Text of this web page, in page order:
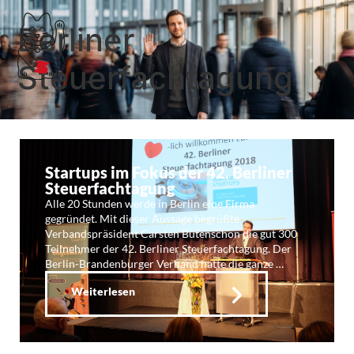
Berliner
Steuerfachtagung
Startups im Fokus der 42. Berliner
Steuerfachtagung
Alle 20 Stunden werde in Berlin eine Firma
gegründet. Mit dieser Aussage begrüßte
Verbandspräsident Carsten Butenschön die gut 300
Teilnehmer der 42. Berliner Steuerfachtagung. Der
Berlin-Brandenburger Verband hatte die ganze …
Weiterlesen